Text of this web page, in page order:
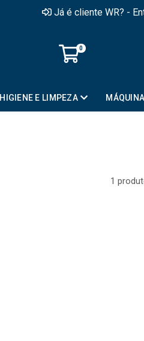
Já é cliente WR? -
0
HIGIENE E LIMPEZA
1